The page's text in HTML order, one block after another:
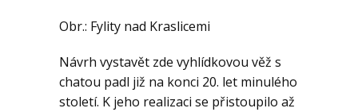
Obr.: Fylity nad Kraslicemi
Návrh vystavět zde vyhlídkovou věž s
chatou padl již na konci 20. let minulého
století. K jeho realizaci se přistoupilo až